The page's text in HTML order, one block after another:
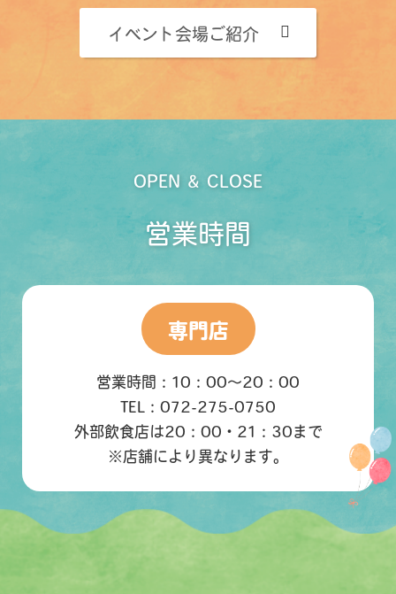
イベント会場ご紹介
OPEN & CLOSE
営業時間
専門店
営業時間：10：00～20：00
TEL：072-275-0750
外部飲食店は20：00・21：30まで
※店舗により異なります。